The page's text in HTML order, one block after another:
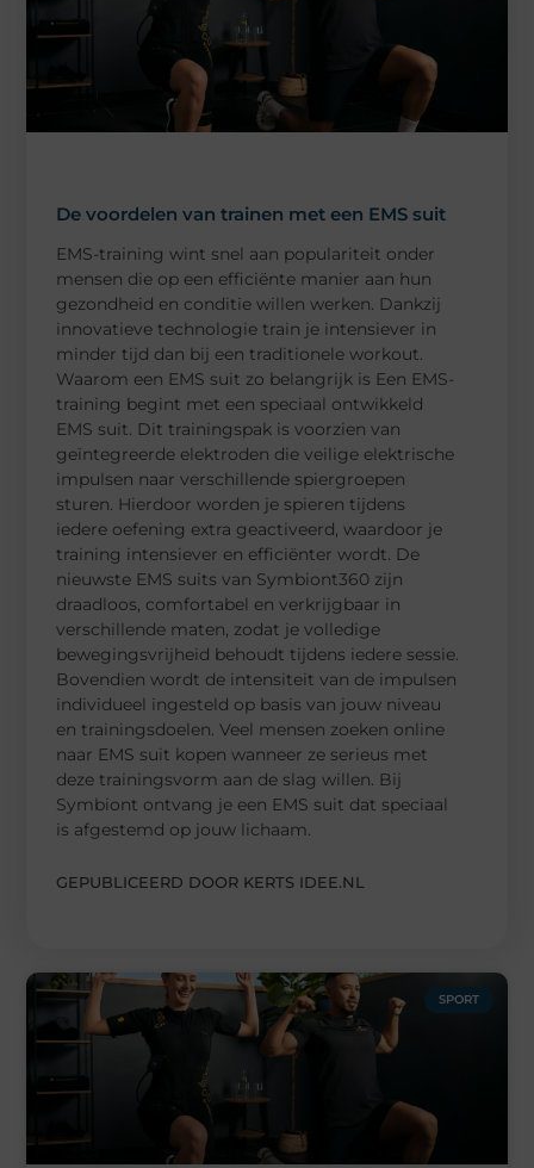
De voordelen van trainen met een EMS suit
EMS-training wint snel aan populariteit onder
mensen die op een efficiënte manier aan hun
gezondheid en conditie willen werken. Dankzij
innovatieve technologie train je intensiever in
minder tijd dan bij een traditionele workout.
Waarom een EMS suit zo belangrijk is Een EMS-
training begint met een speciaal ontwikkeld
EMS suit. Dit trainingspak is voorzien van
geïntegreerde elektroden die veilige elektrische
impulsen naar verschillende spiergroepen
sturen. Hierdoor worden je spieren tijdens
iedere oefening extra geactiveerd, waardoor je
training intensiever en efficiënter wordt. De
nieuwste EMS suits van Symbiont360 zijn
draadloos, comfortabel en verkrijgbaar in
verschillende maten, zodat je volledige
bewegingsvrijheid behoudt tijdens iedere sessie.
Bovendien wordt de intensiteit van de impulsen
individueel ingesteld op basis van jouw niveau
en trainingsdoelen. Veel mensen zoeken online
naar EMS suit kopen wanneer ze serieus met
deze trainingsvorm aan de slag willen. Bij
Symbiont ontvang je een EMS suit dat speciaal
is afgestemd op jouw lichaam.
GEPUBLICEERD DOOR KERTS IDEE.NL
SPORT